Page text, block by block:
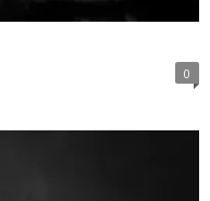
0